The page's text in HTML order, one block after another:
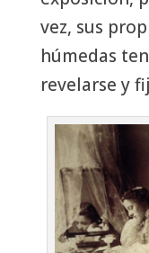
vez, sus
húmedas
revelarse y